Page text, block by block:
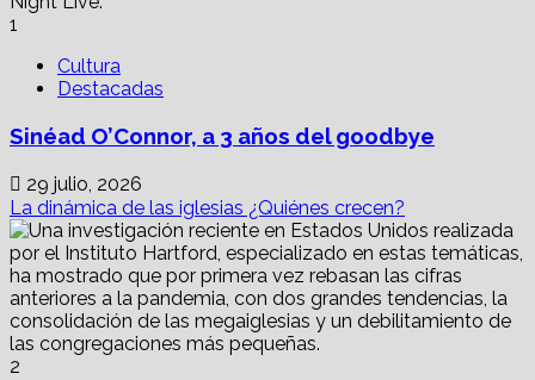
México
1
Cultura
Destacadas
Sinéad O’Connor, a 3 años del goodbye
29 julio, 2026
La dinámica de las iglesias ¿Quiénes crecen?
2